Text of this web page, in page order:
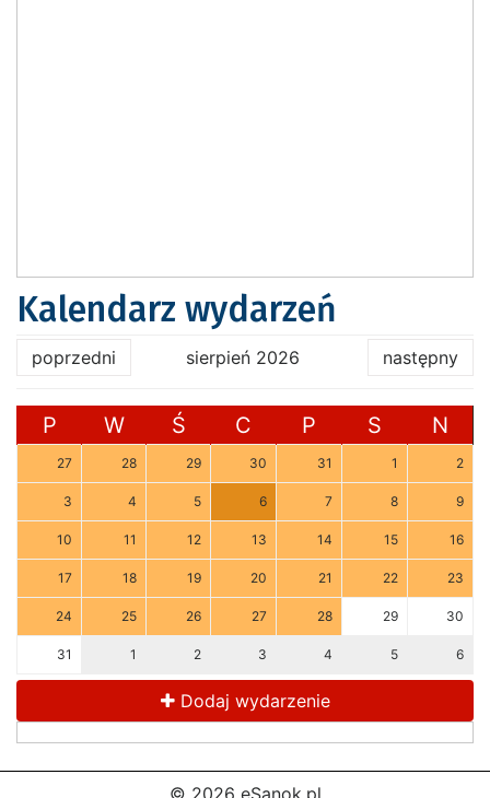
Kalendarz wydarzeń
poprzedni sierpień 2026 następny
P W Ś C P S N
27 28 29 30 31 1 2
3 4 5 6 7 8 9
10 11 12 13 14 15 16
17 18 19 20 21 22 23
24 25 26 27 28 29 30
31 1 2 3 4 5 6
Dodaj wydarzenie